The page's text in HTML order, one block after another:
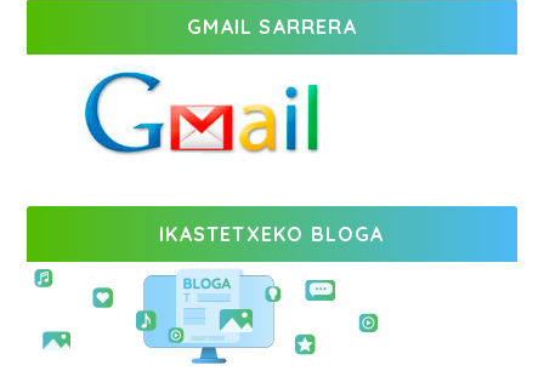
GMAIL SARRERA
IKASTETXEKO BLOGA